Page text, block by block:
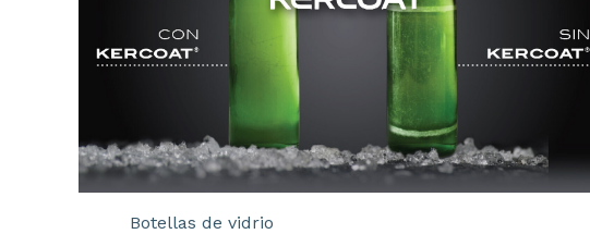
Botellas de vidrio